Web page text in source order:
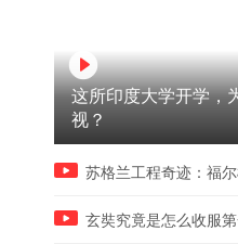
04:00
张岳军亲访解放西南，刘文辉
反应震惊！
这所印度大学开学，
视？
苏格兰工程奇迹：福
玄奘究竟是怎么收服